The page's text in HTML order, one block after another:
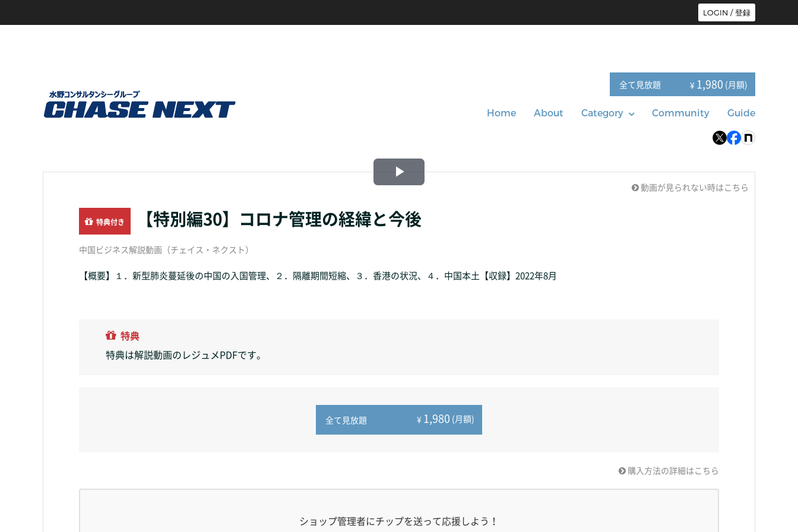
LOGIN / 登録
全て見放題 ¥ 1,980 (月額)
Home About Category Community Guide
Play
Video
動画が見られない時はこちら
特典付き 【特別編30】コロナ管理の経緯と今後
中国ビジネス解説動画（チェイス・ネクスト）
【概要】１．新型肺炎蔓延後の中国の入国管理、２．隔離期間短縮、３．香港の状況、４．中国本土【収録】2022年8月
特典
特典は解説動画のレジュメPDFです。
全て見放題 ¥ 1,980 (月額)
購入方法の詳細はこちら
ショップ管理者にチップを送って応援しよう！